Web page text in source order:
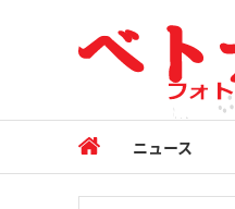
ニュース